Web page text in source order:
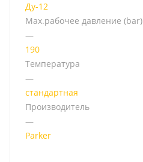
Ду-12
Мах.рабочее давление (bar)
—
190
Температура
—
стандартная
Производитель
—
Parker